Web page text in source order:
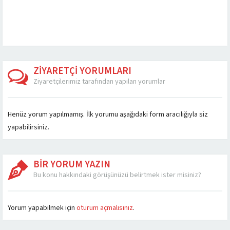
ZİYARETÇİ YORUMLARI
Ziyaretçilerimiz tarafından yapılan yorumlar
Henüz yorum yapılmamış. İlk yorumu aşağıdaki form aracılığıyla siz
yapabilirsiniz.
BİR YORUM YAZIN
Bu konu hakkındaki görüşünüzü belirtmek ister misiniz?
Yorum yapabilmek için oturum açmalısınız.